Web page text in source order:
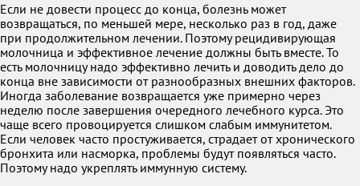
Если не довести процесс до конца, болезнь может
возвращаться, по меньшей мере, несколько раз в год, даже
при продолжительном лечении. Поэтому рецидивирующая
молочница и эффективное лечение должны быть вместе. То
есть молочницу надо эффективно лечить и доводить дело до
конца вне зависимости от разнообразных внешних факторов.
Иногда заболевание возвращается уже примерно через
неделю после завершения очередного лечебного курса. Это
чаще всего провоцируется слишком слабым иммунитетом.
Если человек часто простуживается, страдает от хронического
бронхита или насморка, проблемы будут появляться часто.
Поэтому надо укреплять иммунную систему.